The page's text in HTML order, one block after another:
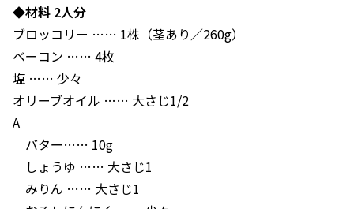
◆材料 2人分
ブロッコリー …… 1株（茎あり／260g）
ベーコン …… 4枚
塩 …… 少々
オリーブオイル …… 大さじ1/2
A
バター…… 10g
しょうゆ …… 大さじ1
みりん …… 大さじ1